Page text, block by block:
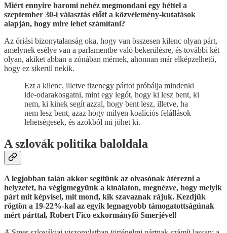
Miért ennyire baromi nehéz megmondani egy héttel a
szeptember 30-i választás előtt a közvélemény-kutatások
alapján, hogy mire lehet számítani?
Az óriási bizonytalanság oka, hogy van összesen kilenc olyan párt,
amelynek esélye van a parlamentbe való bekerülésre, és további két
olyan, akiket abban a zónában mérnek, ahonnan már elképzelhető,
hogy ez sikerül nekik.
Ezt a kilenc, illetve tizenegy pártot próbálja mindenki
ide-odarakosgatni, mint egy legót, hogy ki lesz bent, ki
nem, ki kinek segít azzal, hogy bent lesz, illetve, ha
nem lesz bent, azaz hogy milyen koalíciós felállások
lehetségesek, és azokból mi jöhet ki.
A szlovák politika baloldala
A legjobban talán akkor segítünk az olvasónak átérezni a
helyzetet, ha végigmegyünk a kínálaton, megnézve, hogy melyik
párt mit képvisel, mit mond, kik szavaznak rájuk. Kezdjük
rögtön a 19-22%-kal az egyik legnagyobb támogatottságúnak
mért párttal, Robert Fico exkormányfő Smerjével!